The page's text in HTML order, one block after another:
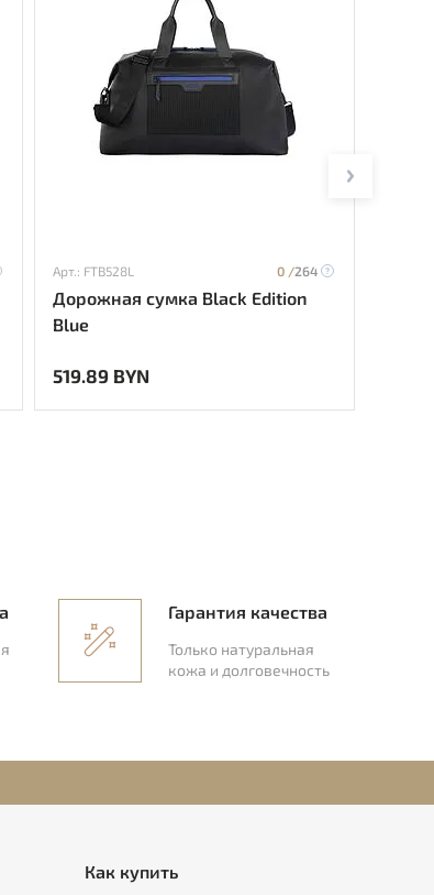
Арт.: FTB528L 0 /264
Дорожная сумка Black Edition
Blue
519.89 BYN
Гарантия качества
Только натуральная
кожа и долговечность
Как купить